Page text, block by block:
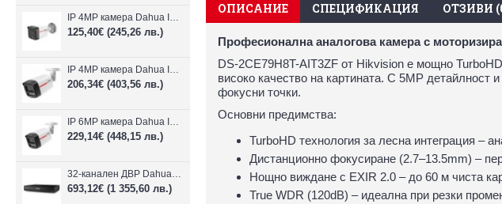
IP 4MP камера Dahua IPC-HFW1439TC1-A-LED-0280B-PRO, 2.8mm, IR 30m
125,40€ (245,26 лв.)
IP 4MP камера Dahua IPC-HFW2449TL-S-LED-0280B-PRO, 2.8mm, IR 50m
206,34€ (403,56 лв.)
IP 6MP камера Dahua IPC-HFW2649TL-S-LED-0280B-PRO, 2.8mm, IR 50m
229,14€ (448,15 лв.)
32-канален ДВР Dahua XVR5232AN-I3/Т
693,12€ (1 355,60 лв.)
ОПИСАНИЕ СПЕЦИФИКАЦИЯ ОТЗИВИ
Професионална аналогова камера с
DS-2CE79H8T-AIT3ZF от Hikvision е мощно
високо качество на картината. С 5MP детайлност
фокусни точки.
Основни предимства:
TurboHD технология за лесна интеграция –
Дистанционно фокусиране (2.7–13.5mm) –
Нощно виждане с EXIR 2.0 – до 60 м чиста
True WDR (120dB) – идеална при резки